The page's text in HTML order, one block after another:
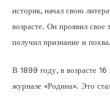
историк, начал свою
возрасте. Он проявил свое
получил признание и
В 1899 году, в возрасте
журнале «Родина». Это